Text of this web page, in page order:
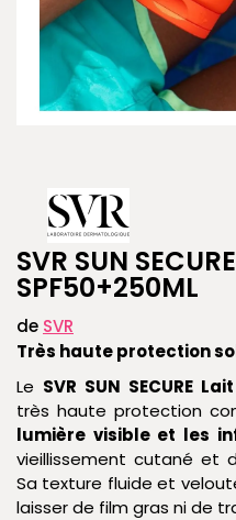
SVR SUN
SPF50+250ML
de SVR
Très haute protection
Le SVR SUN SECURE
très haute protection
lumière visible et les
vieillissement cutané et
Sa texture fluide et
laisser de film gras ni de